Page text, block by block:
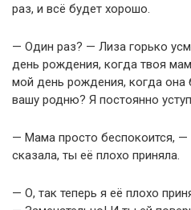
раз, и всё будет хорошо.
— Один раз? — Лиза горько
день рождения, когда твоя
мой день рождения, когда она
вашу родню? Я постоянно
— Мама просто беспокоится,
сказала, ты её плохо приняла.
— О, так теперь я её плохо